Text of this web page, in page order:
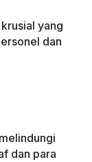
yang
dan
dan para